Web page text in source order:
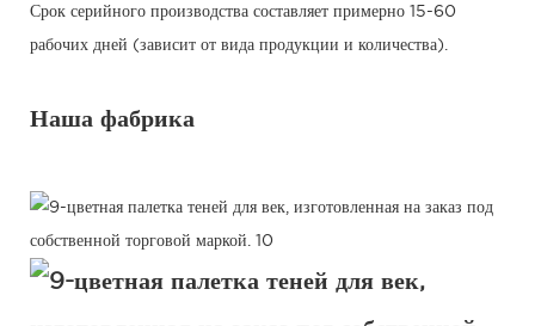
Срок серийного производства составляет примерно 15-60
рабочих дней (зависит от вида продукции и количества).
Наша фабрика